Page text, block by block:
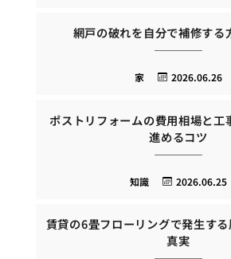
網戸の破れを自分で補修する
2026.06.26
家
ポストリフォームの費用相場と工
進めるコツ
2026.06.25
知識
賃貸の6畳フローリングで発生す
真実